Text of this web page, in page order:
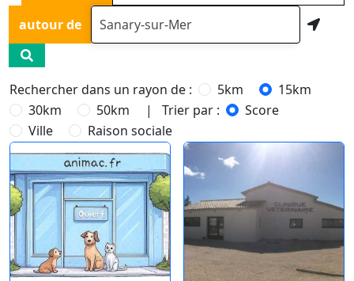
autour de
Rechercher dans un rayon de : 5km
15km
30km
50km | Trier par :
Score
Ville
Raison sociale